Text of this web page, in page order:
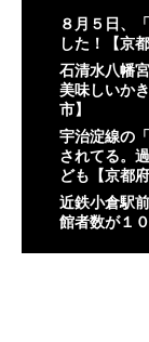
８月５日、
した！【京
石清水八幡
美味しいか
市】
宇治淀線の
されてる。
ども【京都
近鉄小倉駅
館者数が１